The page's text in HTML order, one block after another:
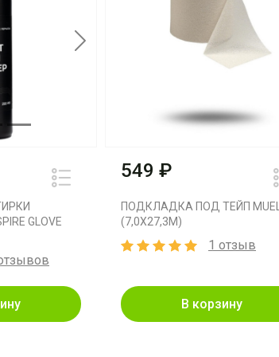
Next
GLOVE
549 ₽
ПОДКЛАДКА ПОД ТЕЙП
(7,0X27,3M)
1 отзыв
В корзину